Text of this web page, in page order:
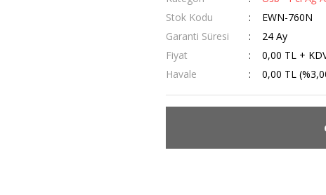
Stok Kodu
EWN-760N
Garanti Süresi
24 Ay
Fiyat
0,00 TL +
Havale
0,00 TL